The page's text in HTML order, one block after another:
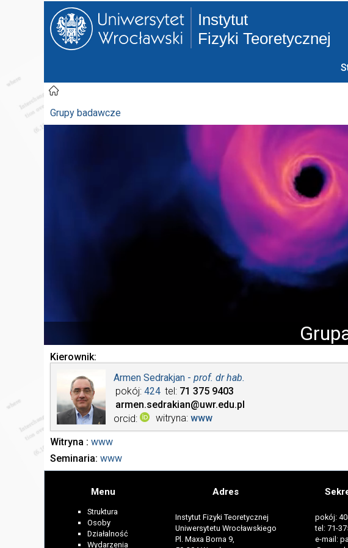
Instytut
Fizyki Teoretycznej
Grupy badawcze
Kierownik
Armen Sedrakjan - prof. dr hab.
pokój 424 tel 71 375 9403
armen.sedrakian@uwr.edu.pl
orcid
witryna www
Witryna
www
Seminaria www
Menu
Struktura
Osoby
Działalność
Wydarzenia
Adres
Instytut Fizyki Teoretycznej
Uniwersytetu Wrocławskiego
Pl. Maxa Borna 9,
pokój:
tel: 71-
e-mail: